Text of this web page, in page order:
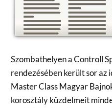
Szombathelyen a Controll
rendezésében került sor az
Master Class Magyar
korosztály küzdelmeit